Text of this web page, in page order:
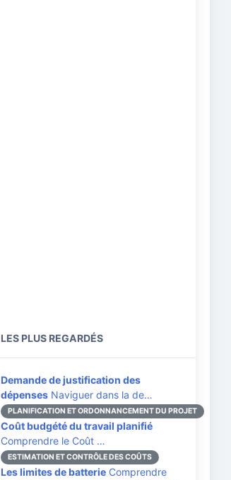
LES PLUS REGARDÉS
Demande de justification des
dépenses Naviguer dans la de…
PLANIFICATION ET ORDONNANCEMENT DU PROJET
Coût budgété du travail planifié
Comprendre le Coût …
ESTIMATION ET CONTRÔLE DES COÛTS
Les limites de batterie Comprendre